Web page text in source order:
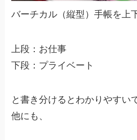
バーチカル（縦型）手帳を上
上段：お仕事
下段：プライベート
と書き分けるとわかりやすい
他にも、